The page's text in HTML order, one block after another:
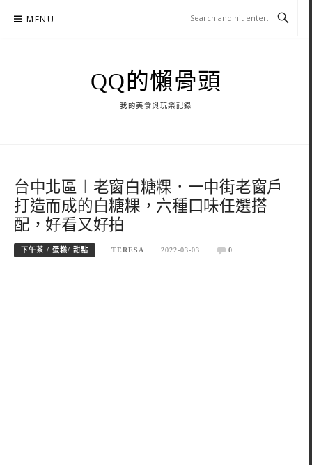
MENU
QQ的懶骨頭
我的美食與玩樂記錄
台中北區︱老窗白糖粿．一中街老窗戶
打造而成的白糖粿，六種口味任選搭
配，好看又好拍
下午茶 / 蛋糕/ 甜點 TERESA 2022-03-03 0